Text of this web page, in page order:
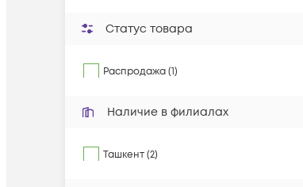
Статус товара
Распродажа (1)
Наличие в филиалах
Ташкент (2)